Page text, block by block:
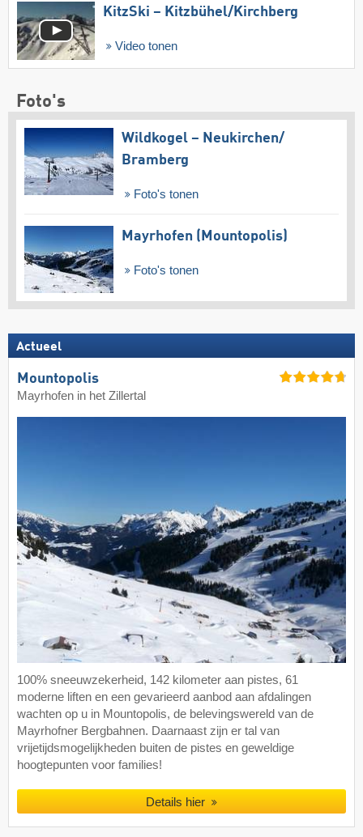
KitzSki – Kitzbühel/​Kirchberg
Video tonen
Foto's
Wildkogel – Neukirchen/​
Bramberg
Foto's tonen
Mayrhofen (Mountopolis)
Foto's tonen
Actueel
Mountopolis
Mayrhofen in het Zillertal
100% sneeuwzekerheid, 142 kilometer aan pistes, 61
moderne liften en een gevarieerd aanbod aan afdalingen
wachten op u in Mountopolis, de belevingswereld van de
Mayrhofner Bergbahnen. Daarnaast zijn er tal van
vrijetijdsmogelijkheden buiten de pistes en geweldige
hoogtepunten voor families!
Details hier